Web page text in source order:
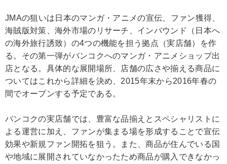
JMAの狙いは日本のマンガ・アニメの宣伝、ファン獲得、
海賊版対策、海外市場のリサーチ、インバウンド（日本へ
の海外旅行誘致）の4つの機能を担う拠点（実店舗）を作
る。その第一弾がバンコクへのマンガ・アニメショップ出
店となる。具体的な展開場所、店舗の広さや揃える商品に
ついてはこれから詳細を決め、2015年末から2016年春の
間でオープンする予定である。
バンコクの実店舗では、豊富な品揃えとスペシャリストに
よる運営に加え、ファンが集まる場を形成することで宣伝
効果や新規ファン開拓を狙う。また、商品が住んでいる国
や地域に展開されていなかったため商品が購入できなかっ